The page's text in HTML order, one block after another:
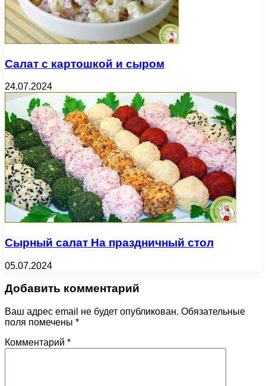
Салат с картошкой и сыром
24.07.2024
Сырный салат На праздничный стол
05.07.2024
Добавить комментарий
Ваш адрес email не будет опубликован. Обязательные
поля помечены *
Комментарий *